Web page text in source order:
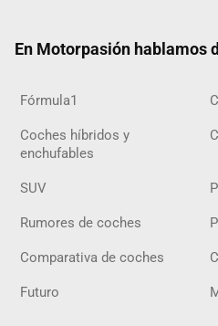
En Motorpasión hablamos
Fórmula1
Coches híbridos y
enchufables
SUV
Rumores de coches
Comparativa de coches
Futuro